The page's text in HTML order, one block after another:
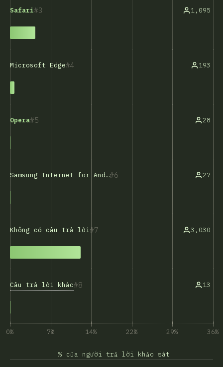
3
Safari 1,095
4
Microsoft Edge 193
5
Opera 28
6
Samsung Internet for Android 27
7
Không có câu trả lời 3,030
8
Câu trả lời khác 13
0% 7% 14% 22% 29% 36%
% của người trả lời khảo sát